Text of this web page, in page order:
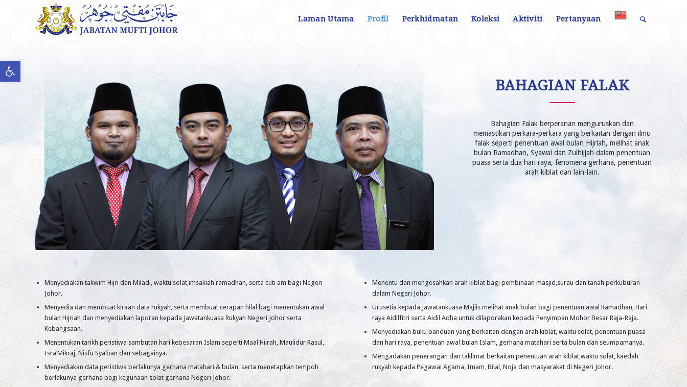
Open toolbar
Laman Utama Profil Perkhidmatan Koleksi Aktiviti Pertanyaan
BAHAGIAN FALAK
Bahagian Falak berperanan menguruskan dan
memastikan perkara-perkara yang berkaitan dengan ilmu
falak seperti penentuan awal bulan Hijriah, melihat anak
bulan Ramadhan, Syawal dan Zulhijjah dalam penentuan
puasa serta dua hari raya, fenomena gerhana, penentuan
arah kiblat dan lain-lain.
Menyediakan takwim Hijri dan Miladi, waktu solat,imsakiah ramadhan, serta cuti am bagi Negeri
Johor.
Menyedia dan membuat kiraan data rukyah, serta membuat cerapan hilal bagi menentukan awal
bulan Hijriah dan menyediakan laporan kepada Jawatankuasa Rukyah Negeri Johor serta
Kebangsaan.
Menentukan tarikh peristiwa sambutan hari kebesaran Islam seperti Maal Hijrah, Maulidur Rasul,
Isra’Mikraj, Nisfu Sya’ban dan sebagainya.
Menyediakan data peristiwa berlakunya gerhana matahari & bulan, serta menetapkan tempoh
berlakunya gerhana bagi kegunaan solat gerhana Negeri Johor.
Menentu dan mengesahkan arah kiblat bagi pembinaan masjid,surau dan tanah perkuburan
dalam Negeri Johor.
Urusetia kepada Jawatankuasa Majlis melihat anak bulan bagi penentuan awal Ramadhan, Hari
raya Aidilfitri serta Aidil Adha untuk dilaporakan kepada Penyimpan Mohor Besar Raja-Raja.
Menyediakan buku panduan yang berkaitan dengan arah kiblat, waktu solat, penentuan puasa
dan hari raya, penentuan awal bulan Islam, gerhana matahari serta bulan dan seumpamanya.
Mengadakan penerangan dan taklimat berkaitan penentuan arah kiblat,waktu solat, kaedah
rukyah kepada Pegawai Agama, Imam, Bilal, Noja dan masyarakat di Negeri Johor.